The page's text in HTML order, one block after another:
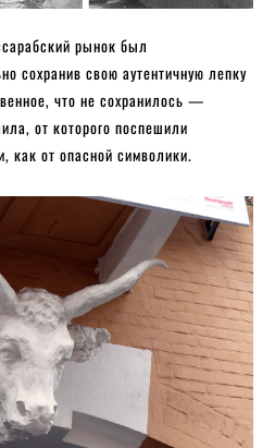
рынок был
сохранив свою аутентичную лепку
что не сохранилось —
от которого поспешили
как от опасной символики.